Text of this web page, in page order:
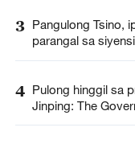
3 Pangulong Tsino,
parangal sa
4 Pulong hinggil sa
Jinping: The